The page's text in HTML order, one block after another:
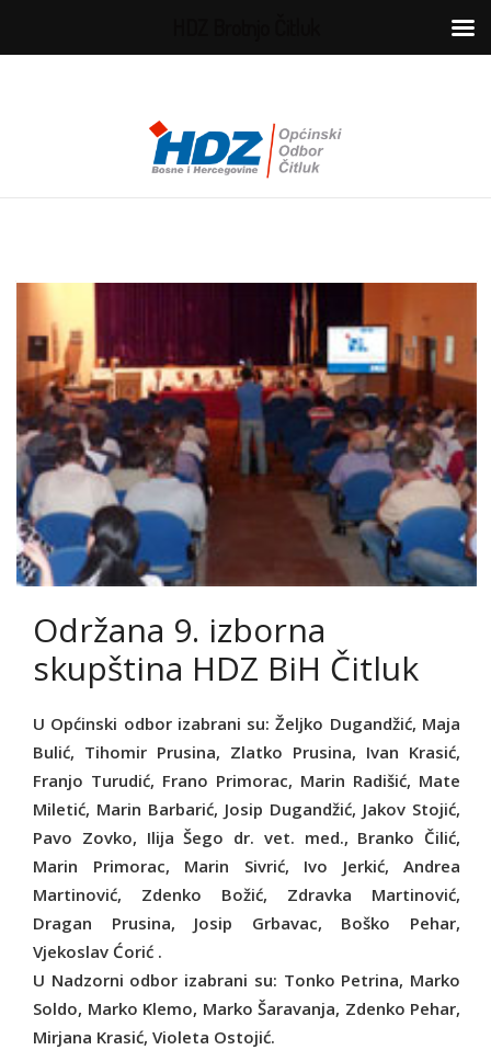
Održana 9. izborna
skupština HDZ BiH Čitluk
U Općinski odbor izabrani su:Željko Dugandžić, Maja
Bulić, Tihomir Prusina, Zlatko Prusina, Ivan Krasić,
Franjo Turudić, Frano Primorac, Marin Radišić, Mate
Miletić, Marin Barbarić, Josip Dugandžić, Jakov Stojić,
Pavo Zovko, Ilija Šego dr. vet. med., Branko Čilić,
Marin Primorac, Marin
Sivrić, Ivo Jerkić, Andrea
Martinović, Zdenko Božić, Zdravka Martinović,
Dragan Prusina, Josip Grbavac, Boško Pehar,
Vjekoslav Ćorić .
U Nadzorni odbor izabrani su: Tonko Petrina, Marko
Soldo, Marko Klemo, Marko Šaravanja, Zdenko Pehar,
Mirjana Krasić, Violeta Ostojić.